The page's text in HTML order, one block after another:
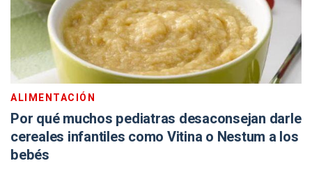
ALIMENTACIÓN
Por qué muchos pediatras desaconsejan darle
cereales infantiles como Vitina o Nestum a los
bebés